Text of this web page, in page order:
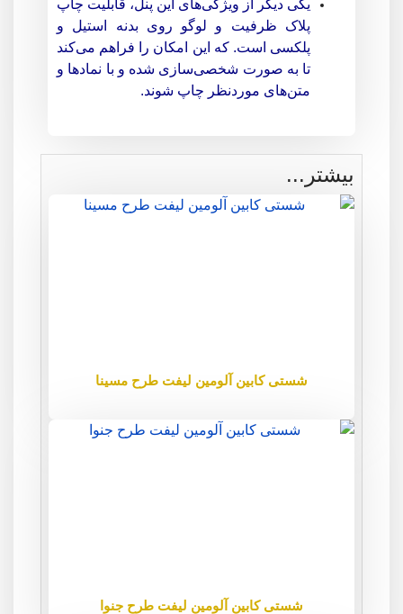
یکی دیگر از ویژگی‌های این پنل، قابلیت چاپ
پلاک ظرفیت و لوگو روی بدنه استیل و
پلکسی است. که این امکان را فراهم می‌کند
تا به صورت شخصی‌سازی شده و با نمادها و
متن‌های موردنظر چاپ شوند.
بیشتر...
شستی کابین آلومین لیفت طرح مسینا
شستی کابین آلومین لیفت طرح جنوا